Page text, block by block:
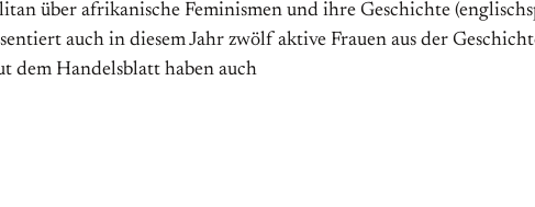
über afrikanische Feminismen und ihre Geschichte
auch in diesem Jahr zwölf aktive Frauen aus der
dem Handelsblatt haben auch